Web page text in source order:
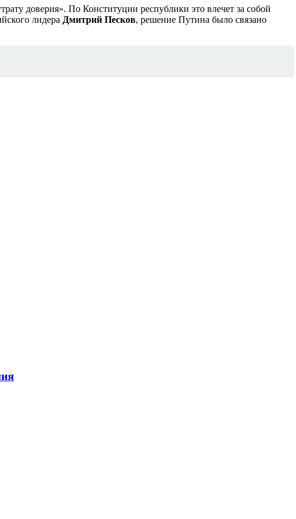
доверия». По Конституции республики это влечет за собой
лидера Дмитрий Песков, решение Путина было связано